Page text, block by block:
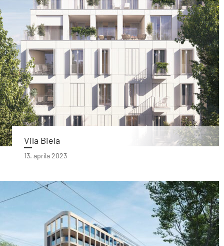
Vila Biela
13. apríla 2023